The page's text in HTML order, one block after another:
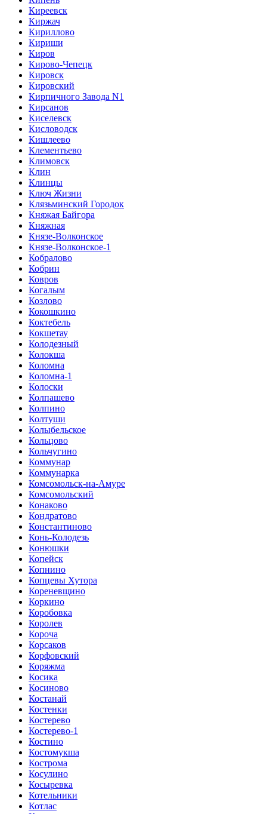
Киреевск
Киржач
Кириллово
Кириши
Киров
Кирово-Чепецк
Кировск
Кировский
Кирпичного Завода N1
Кирсанов
Киселевск
Кисловодск
Кишлеево
Клементьево
Климовск
Клин
Клинцы
Ключ Жизни
Клязьминский Городок
Княжая Байгора
Княжная
Князе-Волконское
Князе-Волконское-1
Кобралово
Кобрин
Ковров
Когалым
Козлово
Кокошкино
Коктебель
Кокшетау
Колодезный
Колокша
Коломна
Коломна-1
Колоски
Колпашево
Колпино
Колтуши
Колыбельское
Кольцово
Кольчугино
Коммунар
Коммунарка
Комсомольск-на-Амуре
Комсомольский
Конаково
Кондратово
Константиново
Конь-Колодезь
Конюшки
Копейск
Копнино
Копцевы Хутора
Кореневщино
Коркино
Коробовка
Королев
Короча
Корсаков
Корфовский
Коряжма
Косика
Косиново
Костанай
Костенки
Костерево
Костерево-1
Костино
Костомукша
Кострома
Косулино
Косыревка
Котельники
Котлас